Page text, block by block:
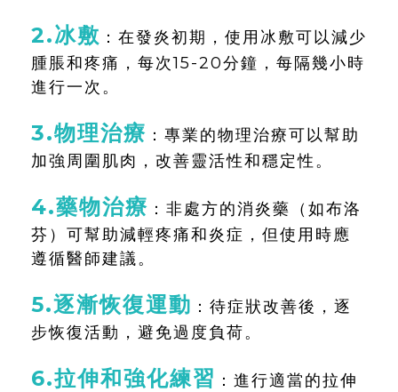
2.冰敷 ：在發炎初期，使用冰敷可以減少
腫脹和疼痛，每次15-20分鐘，每隔幾小時
進行一次。
3.物理治療 ：專業的物理治療可以幫助
加強周圍肌肉，改善靈活性和穩定性。
4.藥物治療 ：非處方的消炎藥（如布洛
芬）可幫助減輕疼痛和炎症，但使用時應
遵循醫師建議。
5.逐漸恢復運動 ：待症狀改善後，逐
步恢復活動，避免過度負荷。
6.拉伸和強化練習 ：進行適當的拉伸